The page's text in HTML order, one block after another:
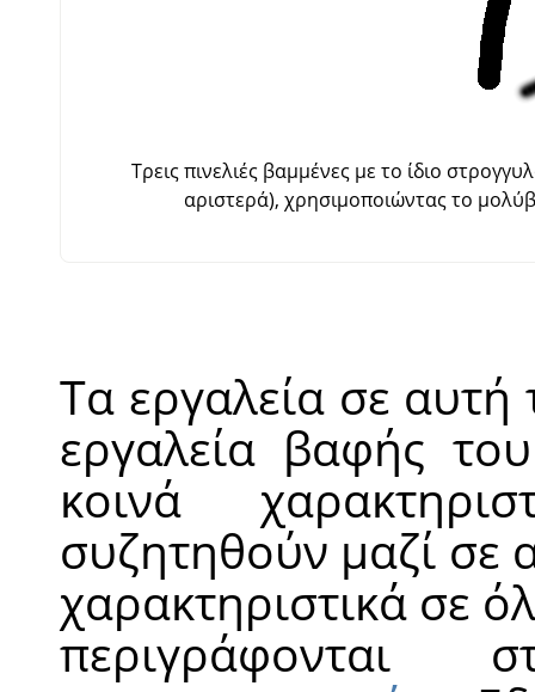
Τρεις πινελιές βαμμένες με το ίδιο
αριστερά), χρησιμοποιώντας το
Τα εργαλεία σε αυτή
εργαλεία βαφής
κοινά
συζητηθούν μαζί σε
χαρακτηριστικά σε